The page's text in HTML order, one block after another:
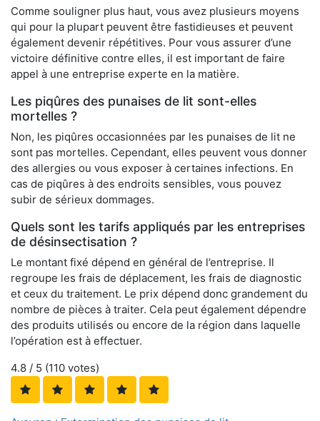
Comme souligner plus haut, vous avez plusieurs moyens
qui pour la plupart peuvent être fastidieuses et peuvent
également devenir répétitives. Pour vous assurer d’une
victoire définitive contre elles, il est important de faire
appel à une entreprise experte en la matière.
Les piqûres des punaises de lit sont-elles
mortelles ?
Non, les piqûres occasionnées par les punaises de lit ne
sont pas mortelles. Cependant, elles peuvent vous donner
des allergies ou vous exposer à certaines infections. En
cas de piqûres à des endroits sensibles, vous pouvez
subir de sérieux dommages.
Quels sont les tarifs appliqués par les entreprises
de désinsectisation ?
Le montant fixé dépend en général de l’entreprise. Il
regroupe les frais de déplacement, les frais de diagnostic
et ceux du traitement. Le prix dépend donc grandement du
nombre de pièces à traiter. Cela peut également dépendre
des produits utilisés ou encore de la région dans laquelle
l’opération est à effectuer.
4.8 / 5 (110 votes)